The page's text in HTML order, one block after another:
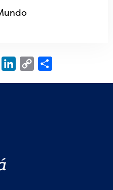
LinkedIn
Copy